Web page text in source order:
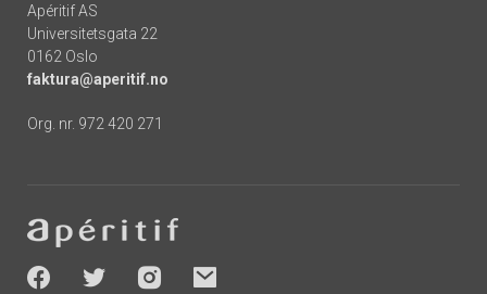
Apéritif AS
Universitetsgata 22
0162 Oslo
faktura@aperitif.no
Org. nr. 972 420 271
-